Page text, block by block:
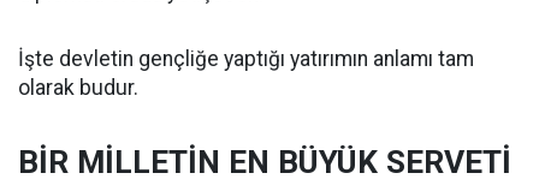
İşte devletin gençliğe yaptığı yatırımın anlamı tam
olarak budur.
BİR MİLLETİN EN BÜYÜK SERVETİ